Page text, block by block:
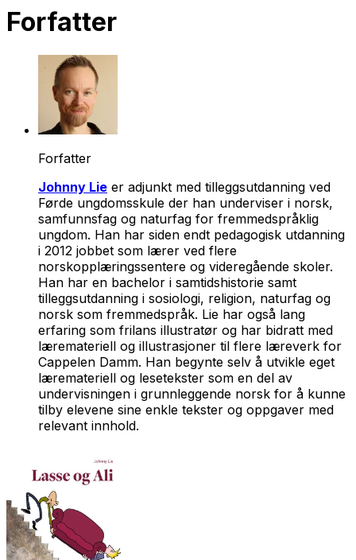
Forfatter
Forfatter
Johnny Lie er adjunkt med tilleggsutdanning ved
Førde ungdomsskule der han underviser i norsk,
samfunnsfag og naturfag for fremmedspråklig
ungdom. Han har siden endt pedagogisk utdanning
i 2012 jobbet som lærer ved flere
norskopplæringssentere og videregående skoler.
Han har en bachelor i samtidshistorie samt
tilleggsutdanning i sosiologi, religion, naturfag og
norsk som fremmedspråk. Lie har også lang
erfaring som frilans illustratør og har bidratt med
læremateriell og illustrasjoner til flere læreverk for
Cappelen Damm. Han begynte selv å utvikle eget
læremateriell og lesetekster som en del av
undervisningen i grunnleggende norsk for å kunne
tilby elevene sine enkle tekster og oppgaver med
relevant innhold.